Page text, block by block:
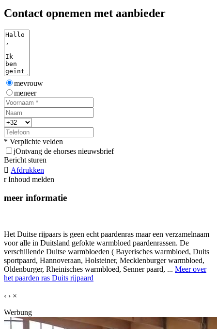
Contact opnemen met aanbieder
mevrouw
meneer
* Verplichte velden
jOntvang de ehorses nieuwsbrief
Bericht sturen
 Afdrukken
r Inhoud melden
meer informatie
Het Duitse rijpaars is geen echt paardenras maar een verzamelnaam
voor alle in Duitsland gefokte warmbloed paardenrassen. De
verschillende Duitse warmbloeden ( Bayerisches warmbloed, Duits
sportpaard, Hannoveraan, Holsteiner, Mecklenburger warmbloed,
Oldenburger, Rheinisches warmbloed, Senner paard, ... Meer over
het paarden ras Duits rijpaard
‹ › ×
Werbung